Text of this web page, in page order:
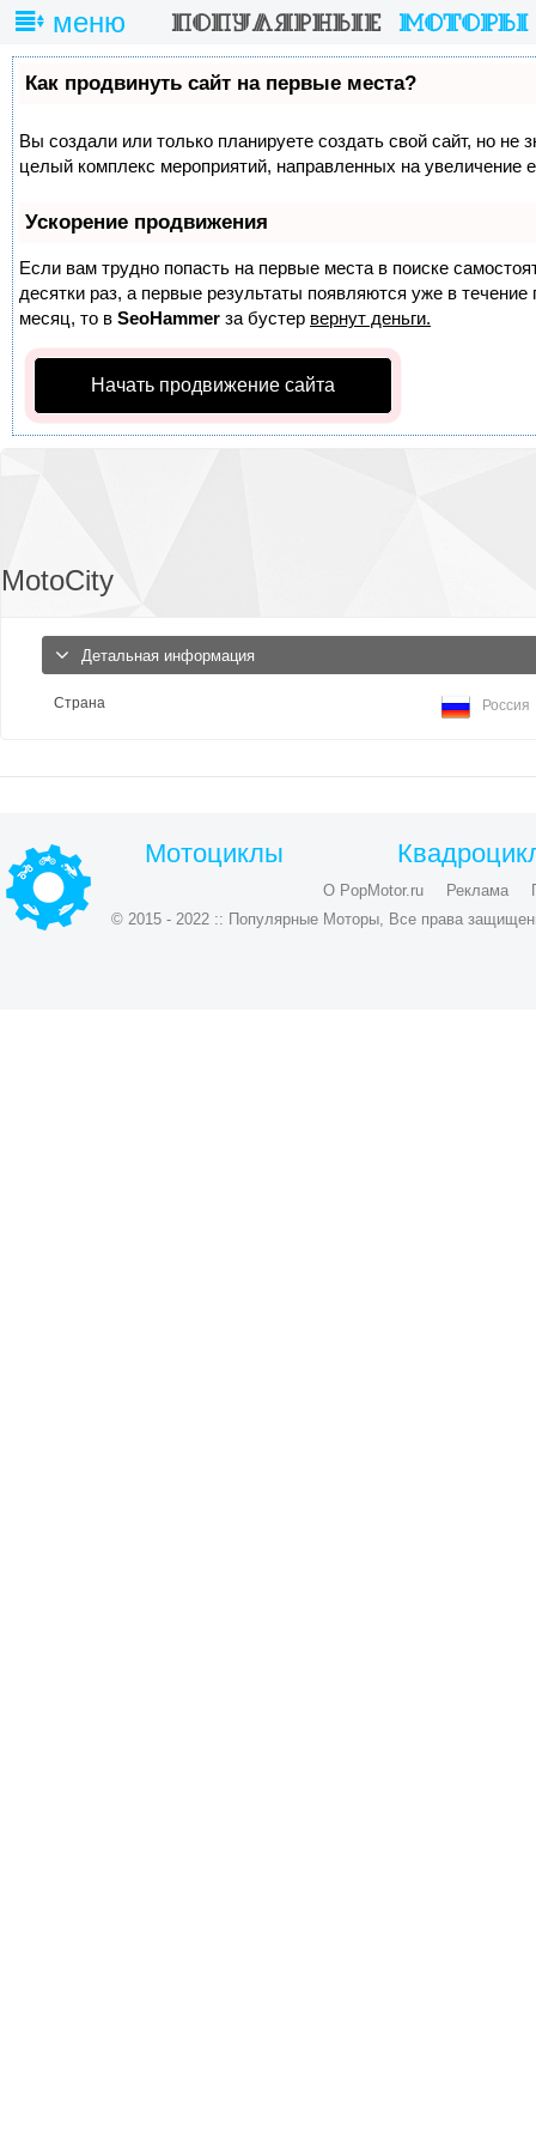
меню
Как продвинуть сайт на первые места?
Вы создали или только планируете создать свой сайт, но не
целый комплекс мероприятий, направленных на увеличение
Ускорение продвижения
Если вам трудно попасть на первые места в поиске
десятки раз, а первые результаты появляются уже в
месяц, то в SeoHammer за бустер вернут деньги.
Начать продвижение сайта
MotoCity
Детальная информация
Страна Россия
Мотоциклы
О PopMotor.ru Реклама
© 2015 - 2022 :: Популярные Моторы, Все права